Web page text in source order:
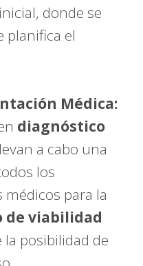
donde se
planifica el
Médica:
diagnóstico
a cabo una
los
para la
de viabilidad
la posibilidad de